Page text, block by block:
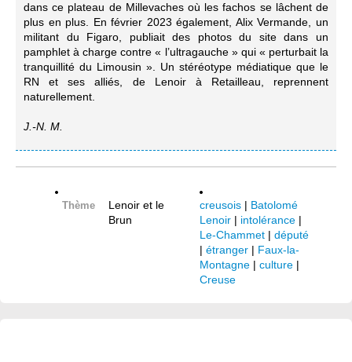
dans ce plateau de Millevaches où les fachos se lâchent de
plus en plus. En février 2023 également, Alix Vermande, un
militant du Figaro, publiait des photos du site dans un
pamphlet à charge contre « l’ultragauche » qui « perturbait la
tranquillité du Limousin ». Un stéréotype médiatique que le
RN et ses alliés, de Lenoir à Retailleau, reprennent
naturellement.
J.-N. M.
Thème
Lenoir et le
Brun
creusois | Batolomé
Lenoir | intolérance |
Le-Chammet | député
| étranger | Faux-la-
Montagne | culture |
Creuse